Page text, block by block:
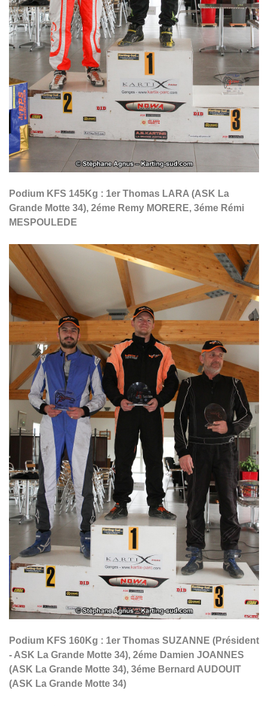
Podium KFS 145Kg : 1er Thomas LARA (ASK La
Grande Motte 34), 2éme Remy MORERE, 3éme Rémi
MESPOULEDE
Podium KFS 160Kg : 1er Thomas SUZANNE (Président
- ASK La Grande Motte 34), 2éme Damien JOANNES
(ASK La Grande Motte 34), 3éme Bernard AUDOUIT
(ASK La Grande Motte 34)